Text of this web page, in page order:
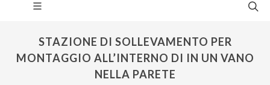
STAZIONE DI SOLLEVAMENTO PER
MONTAGGIO ALL’INTERNO DI IN UN VANO
NELLA PARETE